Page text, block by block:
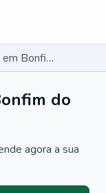
Reumatologista em Bonfim do Piauí - PI
do
agora a sua